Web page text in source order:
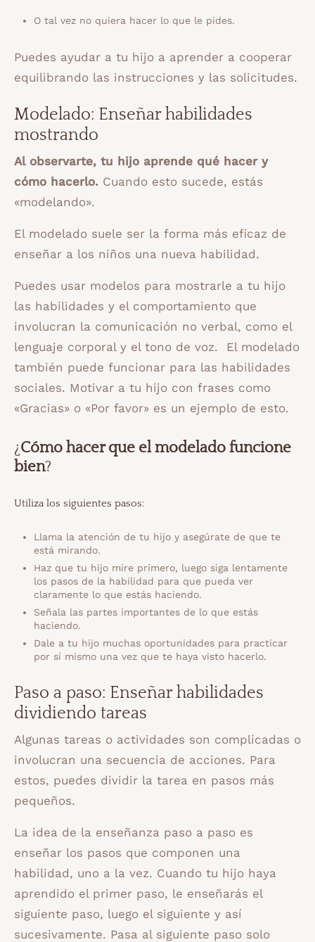
O tal vez no quiera hacer lo que le pides.
Puedes ayudar a tu hijo a aprender a cooperar
equilibrando las instrucciones y las solicitudes.
Modelado: Enseñar habilidades
mostrando
Al observarte, tu hijo aprende qué hacer y
cómo hacerlo. Cuando esto sucede, estás
«modelando».
El modelado suele ser la forma más eficaz de
enseñar a los niños una nueva habilidad.
Puedes usar modelos para mostrarle a tu hijo
las habilidades y el comportamiento que
involucran la comunicación no verbal, como el
lenguaje corporal y el tono de voz. El modelado
también puede funcionar para las habilidades
sociales. Motivar a tu hijo con frases como
«Gracias» o «Por favor» es un ejemplo de esto.
¿Cómo hacer que el modelado funcione
bien?
Utiliza los siguientes pasos:
Llama la atención de tu hijo y asegúrate de que te
está mirando.
Haz que tu hijo mire primero, luego siga lentamente
los pasos de la habilidad para que pueda ver
claramente lo que estás haciendo.
Señala las partes importantes de lo que estás
haciendo.
Dale a tu hijo muchas oportunidades para practicar
por sí mismo una vez que te haya visto hacerlo.
Paso a paso: Enseñarhabilidades
dividiendo tareas
Algunas tareas o actividades son complicadas o
involucran una secuencia de acciones. Para
estos, puedes dividir la tarea en pasos más
pequeños.
La idea de la enseñanza paso a paso es
enseñar los pasos que componen una
habilidad, uno a la vez. Cuando tu hijo haya
aprendido el primer paso, le enseñarás el
siguiente paso, luego el siguiente y así
sucesivamente. Pasa al siguiente paso solo